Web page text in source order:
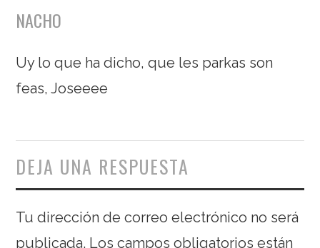
NACHO
Uy lo que ha dicho, que les parkas son
feas, Joseeee
DEJA UNA RESPUESTA
Tu dirección de correo electrónico no será
publicada. Los campos obligatorios están